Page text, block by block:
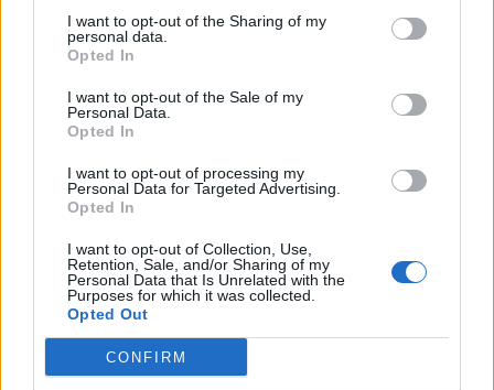
I want to opt-out of the Sharing of my
personal data.
Opted In
I want to opt-out of the Sale of my
Personal Data.
Opted In
I want to opt-out of processing my
Personal Data for Targeted Advertising.
Opted In
I want to opt-out of Collection, Use,
Retention, Sale, and/or Sharing of my
Personal Data that Is Unrelated with the
Purposes for which it was collected.
Opted Out
CONFIRM
για το Market Pass –
Πότε θα γίνουν οι
πληρωμές
55.000 voucher
δύο εβδομάδες
ΟΙΚΟΝΟΜΊΑ
Στις 9 Νοεμβρίου
ανοίγει η πλατφόρμα
για το Υouth Pass
Στο 11,2% μειώθηκε η
εφέτος
ΠΡΟΗΓΟΎΜΕΝΗ ΣΕΛΊΔΑ ΕΠΌΜΕΝΗ ΣΕΛΊΔΑ